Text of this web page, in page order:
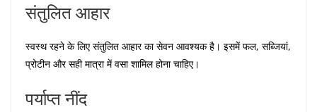
संतुलित आहार
स्वस्थ रहने के लिए संतुलित आहार का सेवन आवश्यक है। इसमें फल, सब्जियां,
प्रोटीन और सही मात्रा में वसा शामिल होना चाहिए।
पर्याप्त नींद